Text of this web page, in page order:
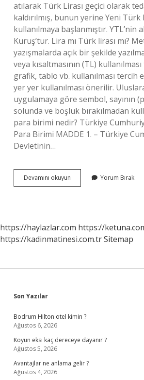
atılarak Türk Lirası geçici olarak
kaldırılmış, bunun yerine Yeni Türk
kullanılmaya başlanmıştır. YTL’nin
Kuruş’tur. Lira mı Türk lirası mı?
yazışmalarda açık bir şekilde
veya kısaltmasının (TL)
grafik, tablo vb. kullanılması tercih
yer yer kullanılması önerilir.
uygulamaya göre sembol, sayının
solunda ve boşluk bırakılmadan
para birimi nedir? Türkiye
Para Birimi MADDE 1. – Türkiye
Devletinin…
Devamını okuyun
Parasının
Yorum Bırak
https://haylazlar.com https://
https://kadinmatinesi.com.trSitemap
Sidebar
Son Yazılar
Bodrum Hilton otel kimin ?
Ağustos 6, 2026
Koyun eksi kaç dereceye dayanır ?
Ağustos 5, 2026
Avantajlar ne anlama gelir ?
Ağustos 4, 2026